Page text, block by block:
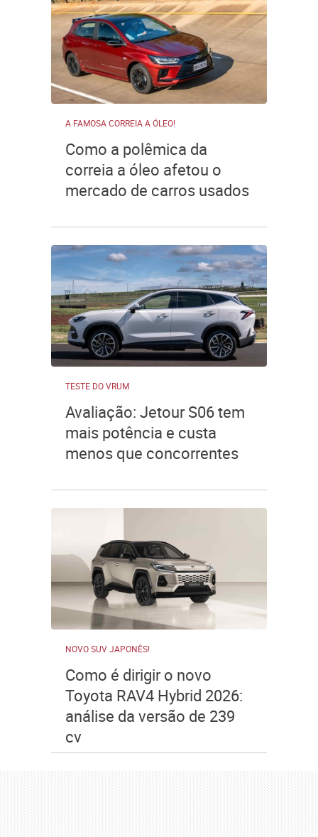
A FAMOSA CORREIA A ÓLEO!
Como a polêmica da
correia a óleo afetou o
mercado de carros usados
TESTE DO VRUM
Avaliação: Jetour S06 tem
mais potência e custa
menos que concorrentes
NOVO SUV JAPONÊS!
Como é dirigir o novo
Toyota RAV4 Hybrid 2026:
análise da versão de 239
cv